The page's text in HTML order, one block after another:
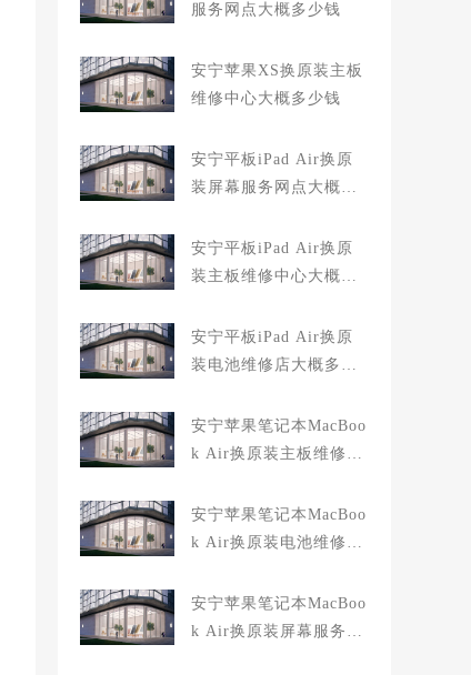
服务网点大概多少钱
安宁苹果XS换原装主板
维修中心大概多少钱
安宁平板iPad Air换原
装屏幕服务网点大概多
安宁平板iPad Air换原
装主板维修中心大概多
安宁平板iPad Air换原
装电池维修店大概多少
安宁苹果笔记本MacBoo
k Air换原装主板维修中
安宁苹果笔记本MacBoo
k Air换原装电池维修店
安宁苹果笔记本MacBoo
k Air换原装屏幕服务网